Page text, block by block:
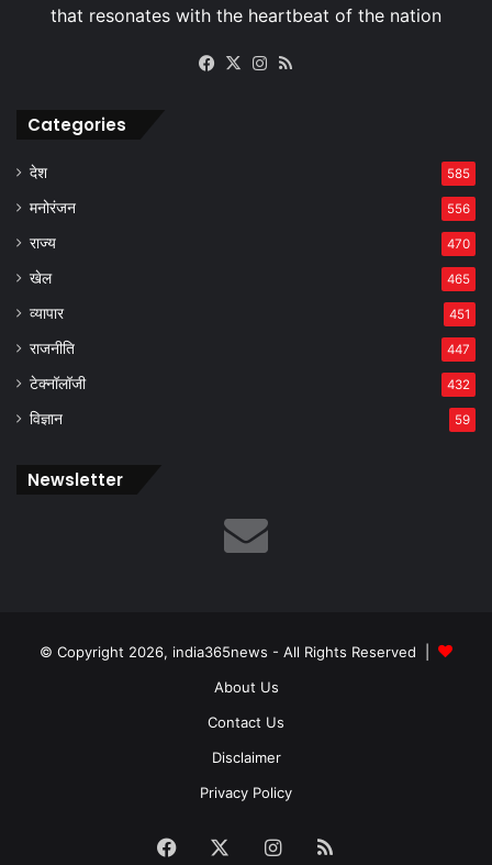
Facebook
X Instagram
Categories
देश 585
मनोरंजन 556
राज्य 470
खेल 465
व्यापार 451
राजनीति 447
टेक्नॉलॉजी 432
विज्ञान 59
Newsletter
© Copyright 2026, india365news - All Rights Reserved |
About Us
Contact Us
Disclaimer
Privacy Policy
Facebook Instagram
RSS